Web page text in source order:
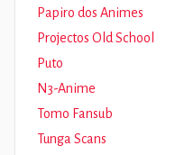
Papiro dos Animes
Projectos Old School
Puto
N3-Anime
Tomo Fansub
Tunga Scans